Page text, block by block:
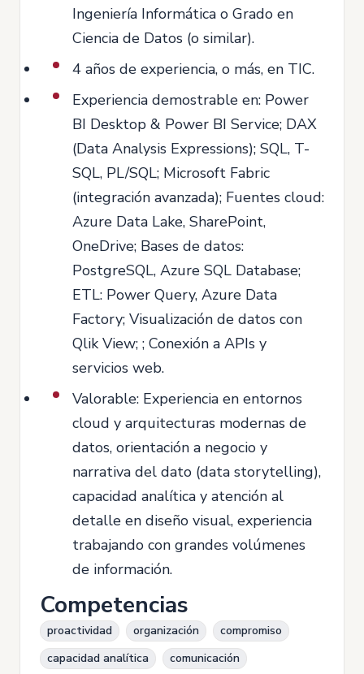
Ingeniería Informática o Grado en
Ciencia de Datos (o similar).
4 años de experiencia, o más, en TIC.
Experiencia demostrable en: Power
BI Desktop & Power BI Service; DAX
(Data Analysis Expressions); SQL, T-
SQL, PL/SQL; Microsoft Fabric
(integración avanzada); Fuentes cloud:
Azure Data Lake, SharePoint,
OneDrive; Bases de datos:
PostgreSQL, Azure SQL Database;
ETL: Power Query, Azure Data
Factory; Visualización de datos con
Qlik View; ; Conexión a APIs y
servicios web.
Valorable: Experiencia en entornos
cloud y arquitecturas modernas de
datos, orientación a negocio y
narrativa del dato (data storytelling),
capacidad analítica y atención al
detalle en diseño visual, experiencia
trabajando con grandes volúmenes
de información.
Competencias
proactividad organización
compromiso
capacidad analítica
comunicación